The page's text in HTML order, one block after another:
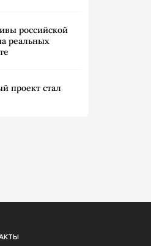
российской
реальных
проект стал